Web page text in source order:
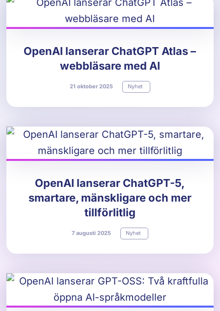
OpenAI lanserar ChatGPT Atlas –
webbläsare med AI
21 oktober 2025 Nyhet
OpenAI lanserar ChatGPT-5,
smartare, mänskligare och mer
tillförlitlig
7 augusti 2025 Nyhet